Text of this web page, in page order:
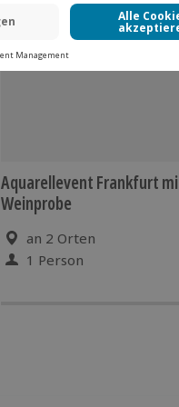
Aquarellevent Frankfurt
Weinprobe
an 2 Orten
1 Person